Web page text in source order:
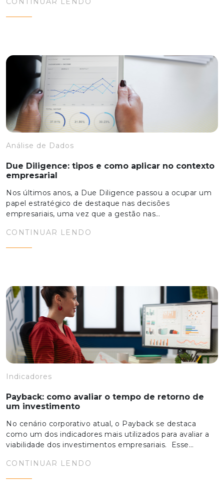
Análise de Dados
Due Diligence: tipos e como aplicar no contexto
empresarial
Nos últimos anos, a Due Diligence passou a ocupar um
papel estratégico de destaque nas decisões
empresariais, uma vez que a gestão nas…
CONTINUAR LENDO
Indicadores
Payback: como avaliar o tempo de retorno de
um investimento
No cenário corporativo atual, o Payback se destaca
como um dos indicadores mais utilizados para avaliar a
viabilidade dos investimentos empresariais. Esse…
CONTINUAR LENDO